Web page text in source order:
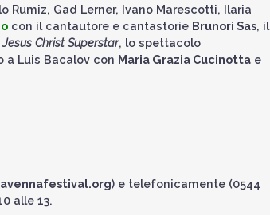
Rumiz, Gad Lerner, Ivano Marescotti, Ilaria
con il cantautore e cantastorie Brunori Sas, il
Christ Superstar, lo spettacolo
a Luis Bacalov con Maria Grazia Cucinotta e
) e telefonicamente (0544
alle 13.